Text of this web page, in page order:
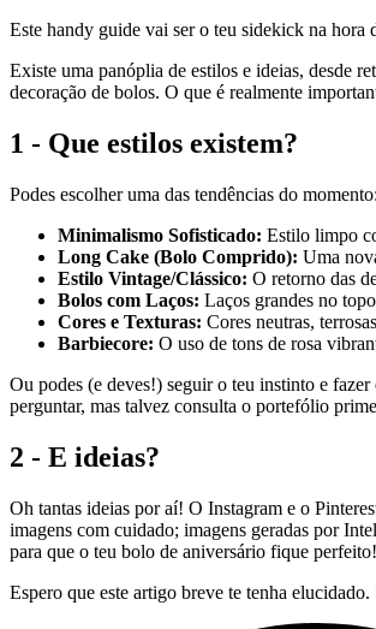
Este handy guide vai ser o teu sidekick na hora
Existe uma panóplia de estilos e ideias, desde
decoração de bolos. O que é realmente
1 - Que estilos existem?
Podes escolher uma das tendências do momento:
Minimalismo Sofisticado: Estilo limpo
Long Cake (Bolo Comprido): Uma
Estilo Vintage/Clássico: O retorno das
Bolos com Laços: Laços grandes no
Cores e Texturas: Cores neutras,
Barbiecore: O uso de tons de rosa
Ou podes (e deves!) seguir o teu instinto e
perguntar, mas talvez consulta o portefólio
2 - E ideias?
Oh tantas ideias por aí! O Instagram e o
imagens com cuidado; imagens geradas por
para que o teu bolo de aniversário fique perfeito!
Espero que este artigo breve te tenha